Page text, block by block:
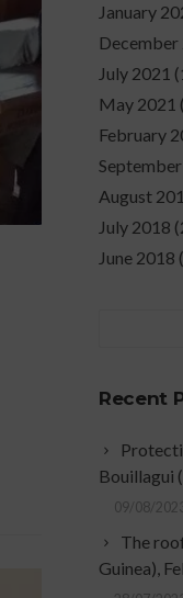
January
December
July 2021
May 2021
February
August
July 2018
June 2018
Recent
Bouillagui
09/08/2023
The
Guinea),